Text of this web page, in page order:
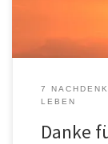
7
LEBEN
Danke